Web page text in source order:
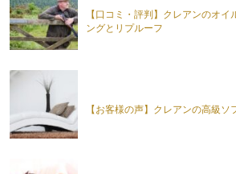
【口コミ・評判】クレアンのオイ
ングとリプルーフ
【お客様の声】クレアンの高級